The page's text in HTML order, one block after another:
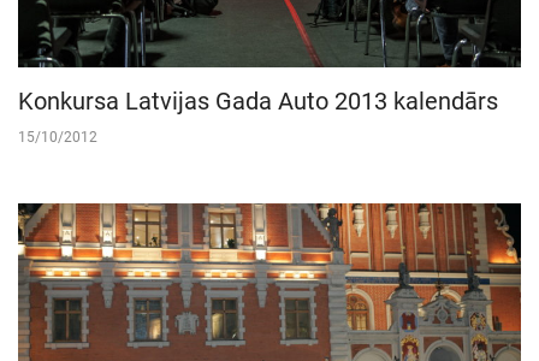
Konkursa Latvijas Gada Auto 2013 kalendārs
15/10/2012